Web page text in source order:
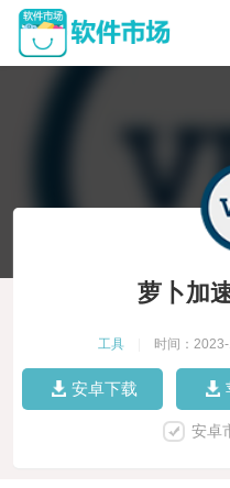
萝卜加
工具 时间：
安卓下载
安卓